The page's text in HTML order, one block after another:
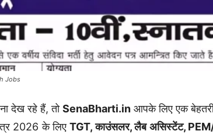
Jobs
देख रहे हैं, तोSenaBharti.in आपके लिए एक
2026 के लिएTGT, काउंसलर, लैब असिस्टेंट,